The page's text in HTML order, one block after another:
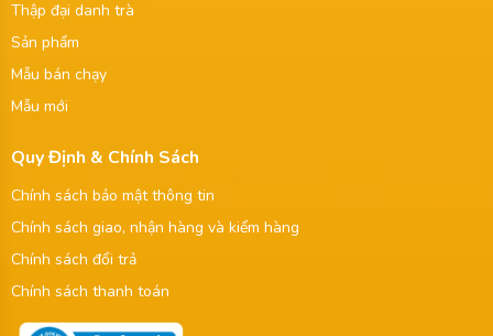
Thập đại danh trà
Sản phẩm
Mẫu bán chạy
Mẫu mới
Quy Định & Chính Sách
Chính sách bảo mật thông tin
Chính sách giao, nhận hàng và kiểm hàng
Chính sách đổi trả
Chính sách thanh toán